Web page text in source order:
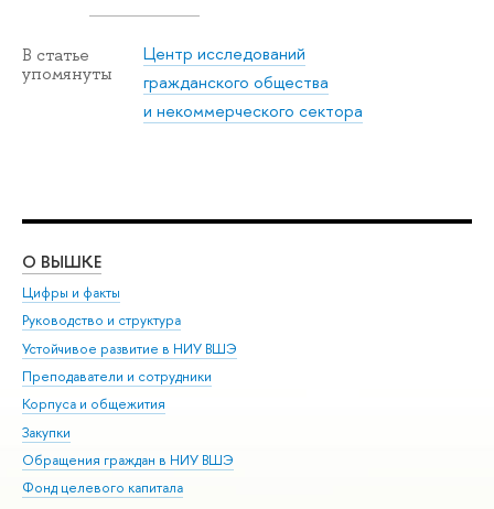
В статье
упомянуты
Центр исследований
гражданского общества
и некоммерческого сектора
О ВЫШКЕ
Цифры и факты
Руководство и структура
Устойчивое развитие в НИУ ВШЭ
Преподаватели и сотрудники
Корпуса и общежития
Закупки
Обращения граждан в НИУ ВШЭ
Фонд целевого капитала